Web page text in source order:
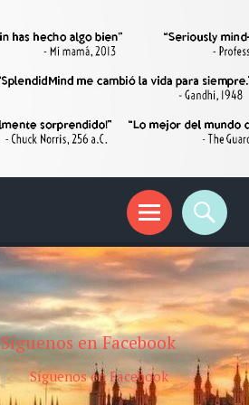
Síguenos en Facebook
Síguenos en Facebook